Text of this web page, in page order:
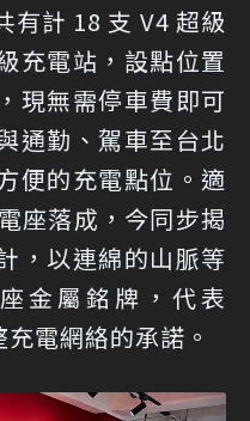
有計 18 支 V4 超級
充電站，設點位置
現無需停車費即可
通勤、駕車至台北
便的充電點位。適
座落成，今同步揭
，以連綿的山脈等
金屬銘牌，代表
電網絡的承諾。